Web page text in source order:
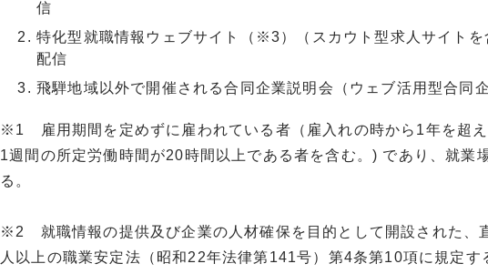
信
特化型就職情報ウェブサイト（※3）（スカウト型求人サイト
配信
飛騨地域以外で開催される合同企業説明会（ウェブ活用型合同
※1 雇用期間を定めずに雇われている者（雇入れの時から1年を超
1週間の所定労働時間が20時間以上である者を含む。) であり、就業
る。
※2 就職情報の提供及び企業の人材確保を目的として開設された、
人以上の職業安定法（昭和22年法律第141号）第4条第10項に規定